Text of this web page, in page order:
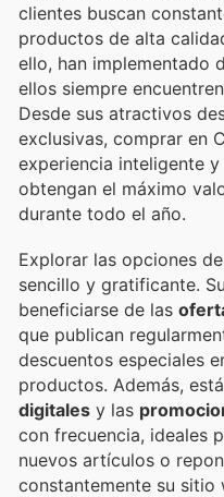
clientes buscan
productos de alta
ello, han implementado
ellos siempre
Desde sus atractivos
exclusivas, comprar en
experiencia inteligente
obtengan el máximo
durante todo el año.
Explorar las opciones
sencillo y gratificante.
beneficiarse de las
que publican
descuentos especiales
productos. Además,
digitales y las
con frecuencia, ideales
nuevos artículos o
constantemente su